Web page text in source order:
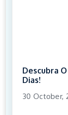
Descubra
Dias!
30 October,